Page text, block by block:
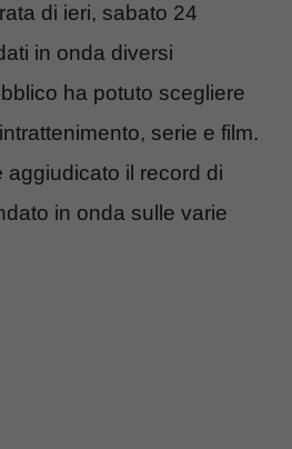
di ieri, sabato 24
in onda diversi
ha potuto scegliere
serie e film.
aggiudicato il record di
in onda sulle varie